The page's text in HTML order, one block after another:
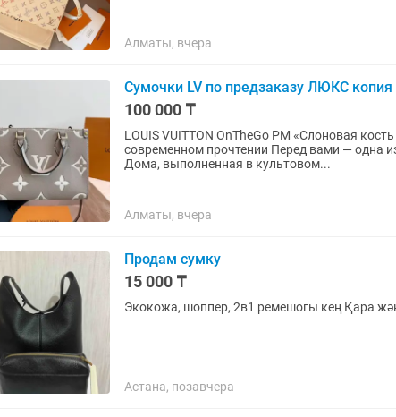
Алматы, вчера
Сумочки LV по предзаказу ЛЮКС копия
100 000 ₸
LOUIS VUITTON OnTheGo PM «Слоновая кость /
современном прочтении Перед вами — одна из самых узнаваемых моделей французского
Дома, выполненная в культовом...
Алматы, вчера
Продам сумку
15 000 ₸
Экокожа, шоппер, 2в1 ремешогы кең Қара
Астана, позавчера